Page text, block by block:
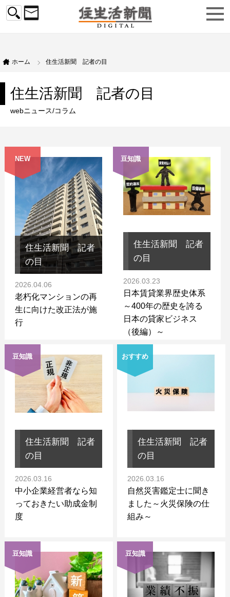
ホーム 住生活新聞 記者の目
住生活新聞 記者の目
webニュース/コラム
NEW
住生活新聞 記者
の目
2026.04.06
老朽化マンションの再
生に向けた改正法が施
行
豆知識
住生活新聞 記者
の目
2026.03.23
日本賃貸業界歴史体系
～400年の歴史を誇る
日本の貸家ビジネス
（後編）～
豆知識
住生活新聞 記者
の目
2026.03.16
中小企業経営者なら知
っておきたい助成金制
度
おすすめ
住生活新聞 記者
の目
2026.03.16
自然災害鑑定士に聞き
ました～火災保険の仕
組み～
豆知識 豆知識